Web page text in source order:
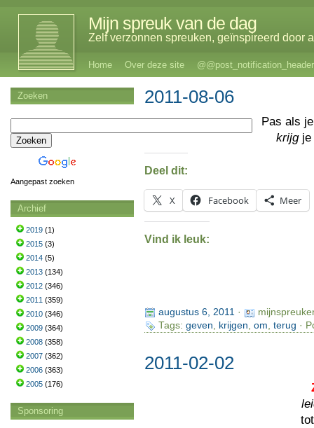
Mijn spreuk van de dag
Zelf verzonnen spreuken, geïnspireerd door
Home Over deze site @@post_notification_header
2011-08-06
Pas als
krijgje
Deel dit:
X Facebook Meer
Vind ik leuk:
augustus 6, 2011·
Tags: geven, krijgen, om, terug ·
2011-02-02
Zoeken
Aangepast zoeken
Archief
2019 (1)
2015 (3)
2014 (5)
2013 (134)
2012 (346)
2011 (359)
2010 (346)
2009 (364)
2008 (358)
2007 (362)
2006 (363)
2005 (176)
Sponsoring